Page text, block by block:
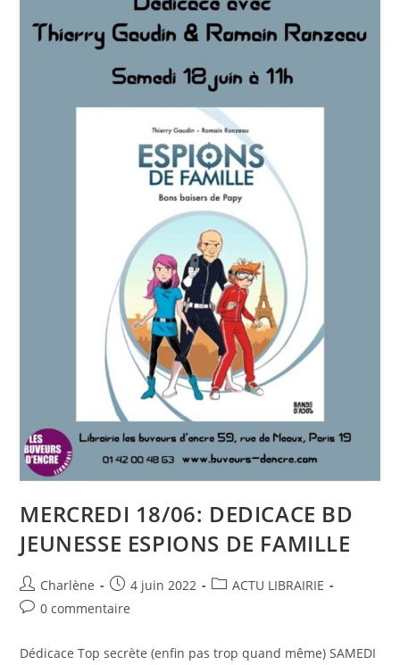
MERCREDI 18/06: DEDICACE BD
JEUNESSE ESPIONS DE FAMILLE
Charlène 4 juin 2022
ACTU LIBRAIRIE
0 commentaire
Dédicace Top secrète (enfin pas trop quand même) SAMEDI